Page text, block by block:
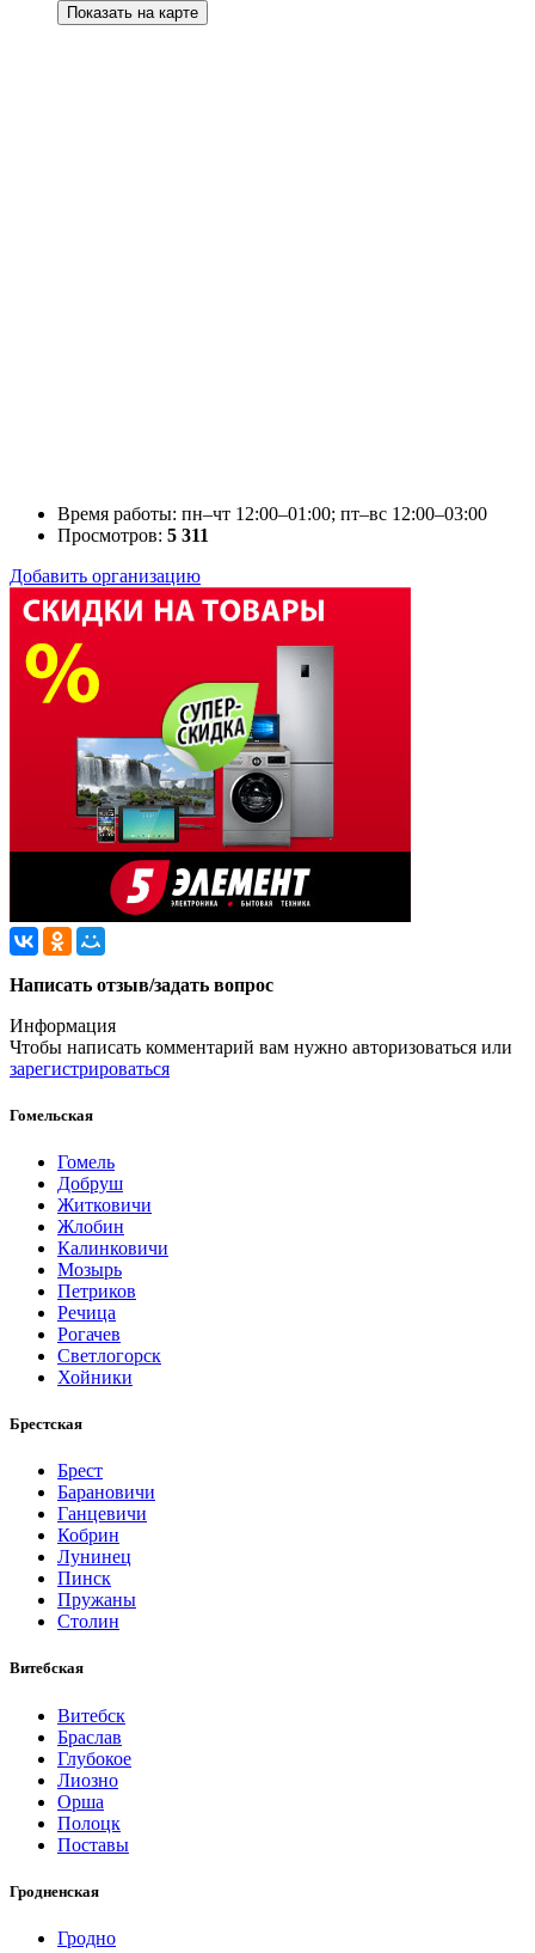
Время работы: пн–чт 12:00–01:00; пт–вс 12:00–03:00
Просмотров: 5 311
Добавить организацию
Написать отзыв/задать вопрос
Информация
Чтобы написать комментарий вам нужно авторизоваться или
зарегистрироваться
Гомельская
Гомель
Добруш
Житковичи
Жлобин
Калинковичи
Мозырь
Петриков
Речица
Рогачев
Светлогорск
Хойники
Брестская
Брест
Барановичи
Ганцевичи
Кобрин
Лунинец
Пинск
Пружаны
Столин
Витебская
Витебск
Браслав
Глубокое
Лиозно
Орша
Полоцк
Поставы
Гродненская
Гродно